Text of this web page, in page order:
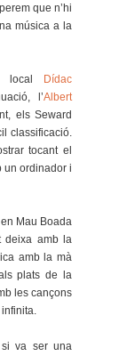
que n’hi
música a la
local Dídac
l’Albert
els Seward
classificació.
tocant el
un ordinador i
Mau Boada
deixa amb la
amb la mà
plats de la
les cançons
va ser una